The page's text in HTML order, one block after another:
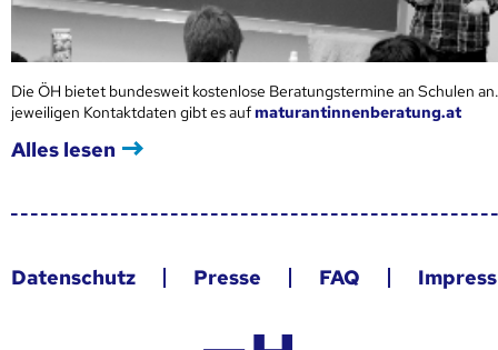
Die ÖH bietet bundesweit kostenlose Beratungstermine an Schulen
jeweiligen Kontaktdaten gibt es aufmaturantinnenberatung.at
Alles lesen
Datenschutz Presse FAQ